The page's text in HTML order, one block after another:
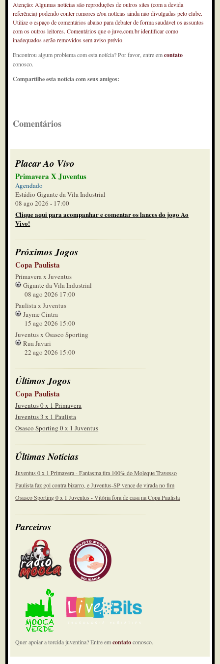
Atenção: Algumas notícias são reproduções de outros sites (com a devida
referência) podendo conter rumores e/ou notícias ainda não divulgadas pelo clube.
Utilize o espaço de comentários abaixo para debater de forma saudável os assuntos
com os outros leitores. Comentários que o juve.com.br identificar como
inadequados serão removidos sem aviso prévio.
Encontrou algum problema com esta notícia? Por favor, entre emcontato
conosco.
Compartilhe esta notícia com seus amigos:
Comentários
Placar Ao Vivo
Primavera X Juventus
Agendado
Estádio Gigante da Vila Industrial
08 ago 2026 - 17:00
Clique aqui para acompanhar e comentar os lances do jogo Ao
Vivo!
Próximos Jogos
Copa Paulista
Primavera x Juventus
Gigante da Vila Industrial
08 ago 2026 17:00
Paulista x Juventus
Jayme Cintra
15 ago 2026 15:00
Juventus x Osasco Sporting
Rua Javari
22 ago 2026 15:00
Últimos Jogos
Copa Paulista
Juventus 0 x 1 Primavera
Juventus 3 x 1 Paulista
Osasco Sporting 0 x 1 Juventus
Últimas Notícias
Juventus 0 x 1 Primavera - Fantasma tira 100% do Moleque Travesso
Paulista faz gol contra bizarro, e Juventus-SP vence de virada no fim
Osasco Sporting 0 x 1 Juventus - Vitória fora de casa na Copa Paulista
Parceiros
Quer apoiar a torcida juventina? Entre emcontatoconosco.